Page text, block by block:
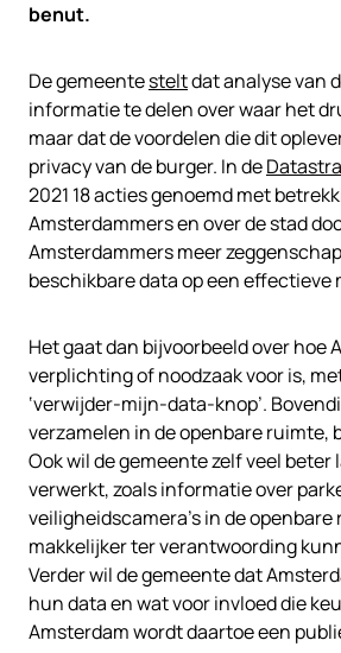
benut.
De gemeentesteltdat analyse van
informatie te delen over waar het
maar dat de voordelen die dit
privacy van de burger. In de
2021 18 acties genoemd met
Amsterdammers en over de stad
Amsterdammers meer
beschikbare data op een effectieve
Het gaat dan bijvoorbeeld over
verplichting of noodzaak voor is,
‘verwijder-mijn-data-knop’.
verzamelen in de openbare ruimte,
Ook wil de gemeente zelf veel
verwerkt, zoals informatie over
veiligheidscamera’s in de
makkelijker ter verantwoording
Verder wil de gemeente dat
hun data en wat voor invloed die
Amsterdam wordt daartoe een